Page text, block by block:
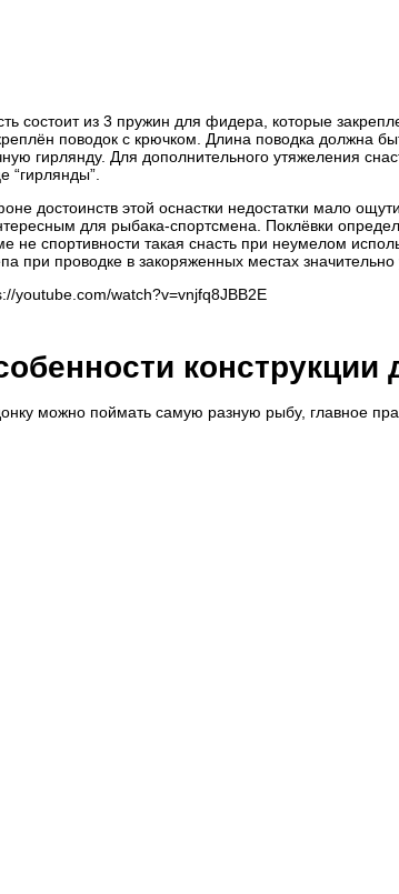
состоит из 3 пружин для фидера, которые
поводок с крючком. Длина поводка должна
гирлянду. Для дополнительного утяжеления
“гирлянды”.
достоинств этой оснастки недостатки мало
для рыбака-спортсмена. Поклёвки
не спортивности такая снасть при неумелом
при проводке в закоряженных местах значительно
youtube.com/watch?v=vnjfq8JBB2E
конструкции
можно поймать самую разную рыбу, главное